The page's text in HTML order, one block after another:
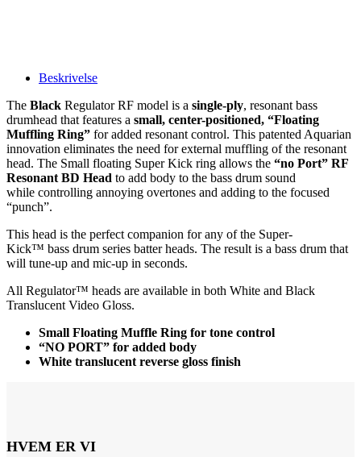
Beskrivelse
The Black Regulator RF model is a single-ply, resonant bass
drumhead that features a small, center-positioned, “Floating
Muffling Ring” for added resonant control. This patented Aquarian
innovation eliminates the need for external muffling of the resonant
head. The Small floating Super Kick ring allows the “no Port” RF
Resonant BD Head to add body to the bass drum sound
while controlling annoying overtones and adding to the focused
“punch”.
This head is the perfect companion for any of the Super-
Kick™ bass drum series batter heads. The result is a bass drum that
will tune-up and mic-up in seconds.
All Regulator™ heads are available in both White and Black
Translucent Video Gloss.
Small Floating Muffle Ring for tone control
“NO PORT” for added body
White translucent reverse gloss finish
HVEM ER VI